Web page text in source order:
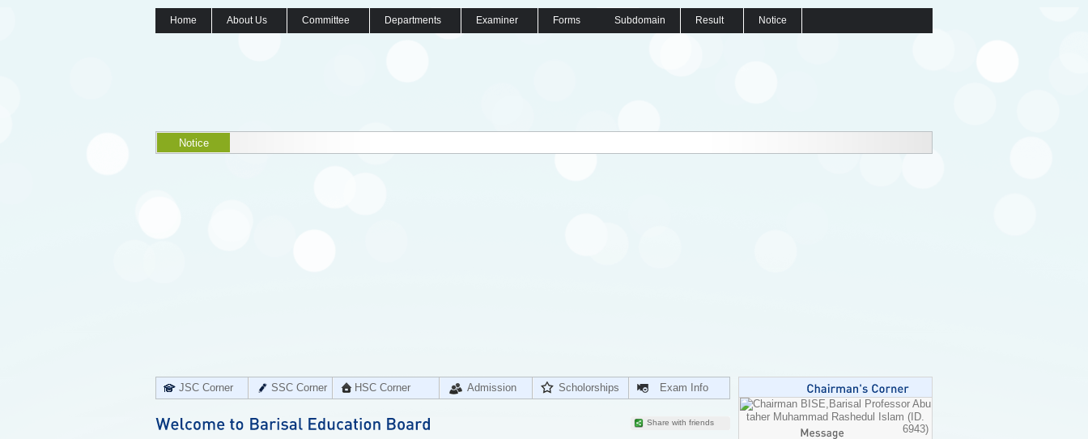
Home About Us Committee Departments Examiner Forms Subdomain Result Notice
Notice
JSC Corner SSC Corner HSC Corner Admission Scholorships Exam Info
Share with friends
Professor Abu
taher Muhammad Rashedul Islam (ID.
6943)